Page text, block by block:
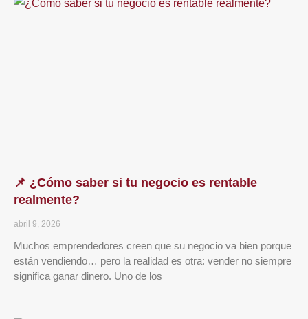
📌 ¿Cómo saber si tu negocio es rentable
realmente?
abril 9, 2026
Muchos emprendedores creen que su negocio va bien porque
están vendiendo… pero la realidad es otra: vender no siempre
significa ganar dinero. Uno de los